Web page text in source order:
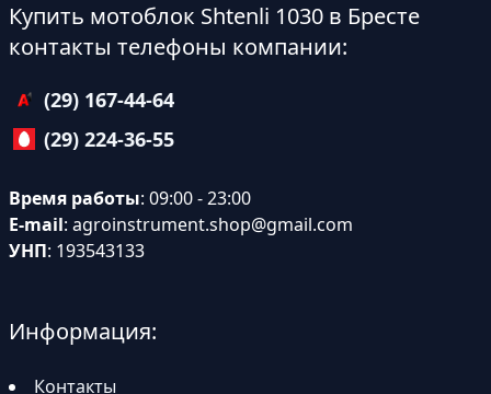
Купить мотоблок Shtenli 1030 в Бресте
контакты телефоны компании:
(29) 167-44-64
(29) 224-36-55
Время работы: 09:00 - 23:00
E-mail: agroinstrument.shop@gmail.com
УНП: 193543133
Информация:
Контакты